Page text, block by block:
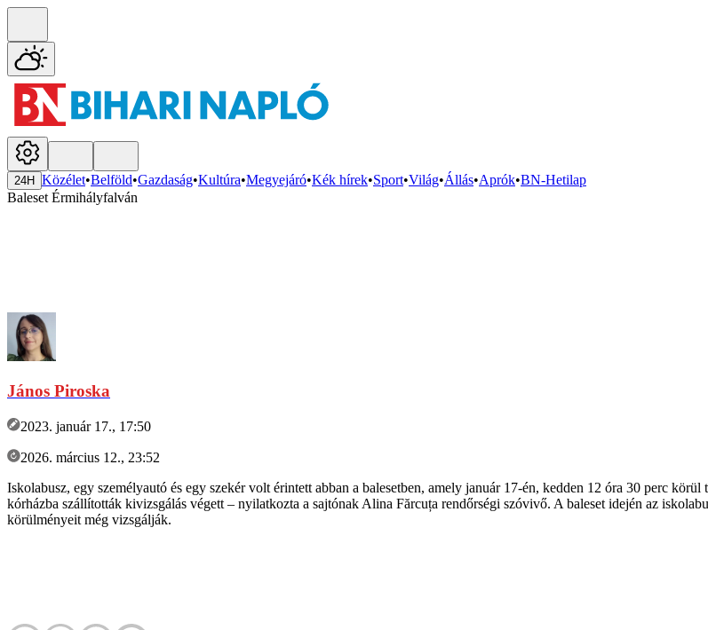
24H Közélet•Belföld•Gazdaság•Kultúra•Megyejáró•Kék hírek•Sport•Világ•Állás•Aprók•BN-Hetilap
Baleset Érmihályfalván
János Piroska
2023. január 17., 17:50
2026. március 12., 23:52
Iskolabusz, egy személyautó és egy szekér volt érintett abban a balesetben, amely január 17-én, kedden 12 óra 30 perc
kórházba szállították kivizsgálás végett – nyilatkozta a sajtónak Alina Fărcuța rendőrségi szóvivő. A baleset idején az
körülményeit még vizsgálják.